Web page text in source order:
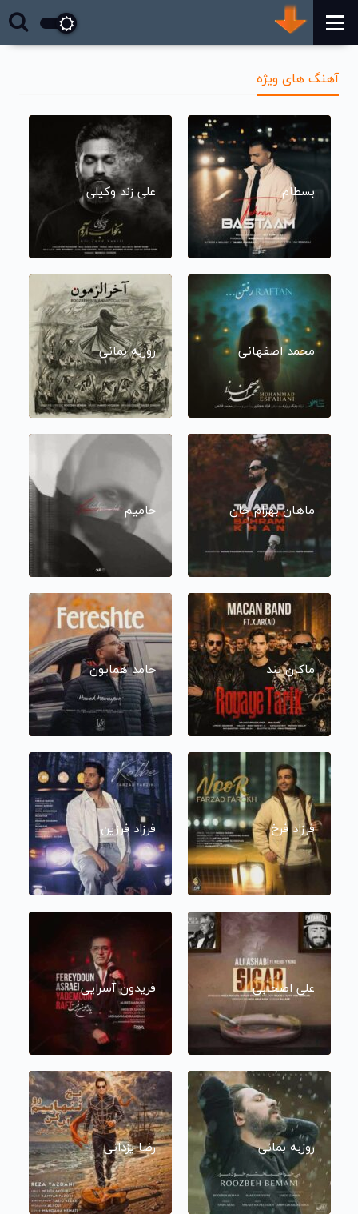
آهنگ های ویژه
بسطام علی زند وکیلی
محمد اصفهانی روزبه بمانی
ماهان بهرام خان حامیم
ماکان بند حامد همایون
فرزاد فرخ فرزاد فرزین
علی اصحابی فریدون آسرایی
روزبه بمانی رضا یزدانی